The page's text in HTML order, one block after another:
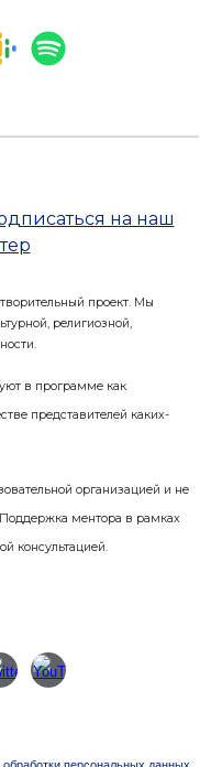
на наш
проект. Мы
религиозной,
в программе как
представителей каких-
организацией и не
Поддержка ментора в рамках
консультацией.